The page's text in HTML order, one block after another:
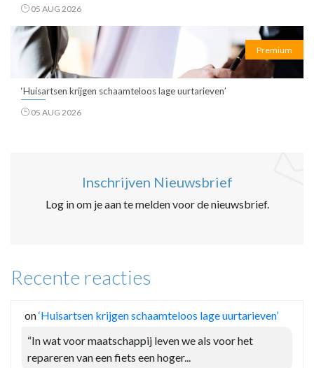
05 AUG 2026
Premium
‘Huisartsen krijgen schaamteloos lage uurtarieven’
05 AUG 2026
Inschrijven Nieuwsbrief
Log in om je aan te melden voor de nieuwsbrief.
Recente reacties
on‘Huisartsen krijgen schaamteloos lage uurtarieven’
“In wat voor maatschappij leven we als voor het
repareren van een fiets een hoger...